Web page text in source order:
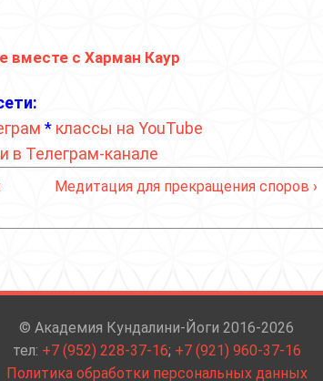
вместе с Харман Каур
* классы на YouTube
в Телеграм-канале
Медитация для прекращения споров ›
© Академия Кундалини-Йоги 2016-2026
тел: +7 (952) 228-37-16; +7 (921) 960-37-16
Политика обработки персональных данных